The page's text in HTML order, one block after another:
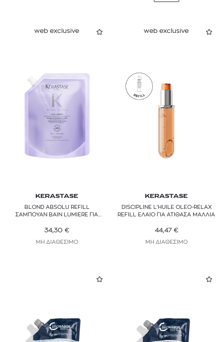
web exclusive
KERASTASE
BLOND ABSOLU REFILL
ΣΑΜΠΟΥΑΝ BAIN LUMIERE ΓΙΑ
ΒΑΜΜΕΝΩΝ ΜΑΛΛΙΩΝ
34,30 €
ΜΗ ΔΙΑΘΕΣΙΜΟ
web exclusive
KERASTASE
DISCIPLINE L'ΗUILE OLEO-RELAX
REFILL ΕΛΑΙΟ ΓΙΑ ΑΤΙΘΑΣΑ ΜΑΛΛΙΑ
44,47 €
ΜΗ ΔΙΑΘΕΣΙΜΟ